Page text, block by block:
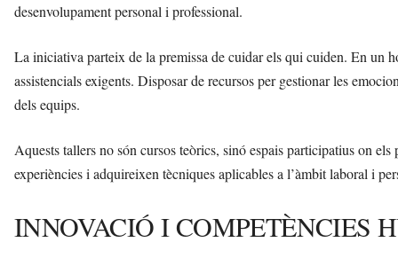
desenvolupament personal i professional.
La iniciativa parteix de la premissa de cuidar els qui cuiden. En un
assistencials exigents. Disposar de recursos per gestionar les
dels equips.
Aquests tallers no són cursos teòrics, sinó espais participatius on
experiències i adquireixen tècniques aplicables a l’àmbit laboral i
INNOVACIÓ I COMPETÈNCIES